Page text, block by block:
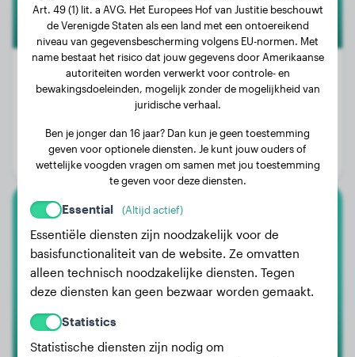
Leeftijd:
2 jaar, 11 maanden
Geslacht:
Teef
Vosje
Art. 49 (1) lit. a AVG. Het Europees Hof van Justitie beschouwt
de Verenigde Staten als een land met een ontoereikend
niveau van gegevensbescherming volgens EU-normen. Met
name bestaat het risico dat jouw gegevens door Amerikaanse
autoriteiten worden verwerkt voor controle- en
bewakingsdoeleinden, mogelijk zonder de mogelijkheid van
juridische verhaal.
Ben je jonger dan 16 jaar? Dan kun je geen toestemming
geven voor optionele diensten. Je kunt jouw ouders of
wettelijke voogden vragen om samen met jou toestemming
te geven voor deze diensten.
Essential (Altijd actief)
Essentiële diensten zijn noodzakelijk voor de
basisfunctionaliteit van de website. Ze omvatten
alleen technisch noodzakelijke diensten. Tegen
deze diensten kan geen bezwaar worden gemaakt.
Statistics
Statistische diensten zijn nodig om